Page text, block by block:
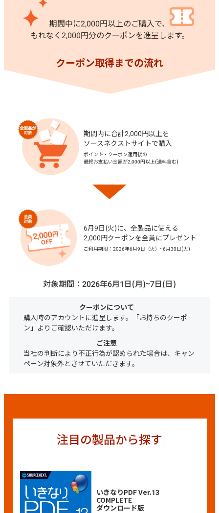
期間中に2,000円以上のご購入で、
もれなく2,000円分のクーポンを進呈します。
クーポン取得までの流れ
期間内に合計2,000円以上を
ソースネクストサイトで購入
ポイント・クーポン適用後の
最終お支払い金額が2,000円以上(送料含む)
6月9日(火)に、全製品に使える
2,000円クーポンを全員にプレゼント
ご利用期限：2026年6月9日（火）~6月30日(火)
対象期間：2026年6月1日(月)~7日(日)
クーポンについて
購入時のアカウントに進呈します。「お持ちのクーポ
ン」よりご確認いただけます。
ご注意
当社の判断により不正行為が認められた場合は、キャン
ペーン対象外とさせていただきます。
注目の製品から探す
いきなりPDF Ver.13
COMPLETE
ダウンロード版